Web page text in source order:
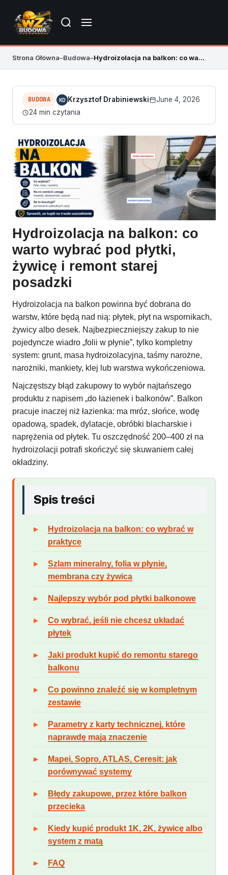
Strona Główna–Budowa– Hydroizolacja na balkon: co warto wybrać, jaki system kupić?
BUDOWA KD Krzysztof Drabiniewski
June 4, 2026
24 min czytania
Hydroizolacja na balkon: co
warto wybrać pod płytki,
żywicę i remont starej
posadzki
Hydroizolacja na balkon powinna być dobrana do
warstw, które będą nad nią: płytek, płyt na wspornikach,
żywicy albo desek. Najbezpieczniejszy zakup to nie
pojedyncze wiadro „folii w płynie”, tylko kompletny
system: grunt, masa hydroizolacyjna, taśmy narożne,
narożniki, mankiety, klej lub warstwa wykończeniowa.
Najczęstszy błąd zakupowy to wybór najtańszego
produktu z napisem „do łazienek i balkonów”. Balkon
pracuje inaczej niż łazienka: ma mróz, słońce, wodę
opadową, spadek, dylatacje, obróbki blacharskie i
naprężenia od płytek. Tu oszczędność 200–400 zł na
hydroizolacji potrafi skończyć się skuwaniem całej
okładziny.
Spis treści
Hydroizolacja na balkon: co wybrać w
praktyce
Szlam mineralny, folia w płynie,
membrana czy żywica
Najlepszy wybór pod płytki balkonowe
Co wybrać, jeśli nie chcesz układać
płytek
Jaki produkt kupić do remontu starego
balkonu
Co powinno znaleźć się w kompletnym
zestawie
Parametry z karty technicznej, które
naprawdę mają znaczenie
Mapei, Sopro, ATLAS, Ceresit: jak
porównywać systemy
Błędy zakupowe, przez które balkon
przecieka
Kiedy kupić produkt 1K, 2K, żywicę albo
system z matą
FAQ